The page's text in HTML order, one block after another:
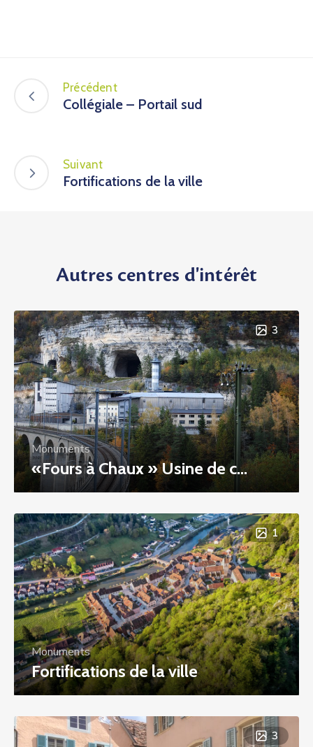
Précédent
Collégiale – Portail sud
Suivant
Fortifications de la ville
Autres centres d'intérêt
3
Monuments
«Fours à Chaux » Usine de c...
1
Monuments
Fortifications de la ville
3